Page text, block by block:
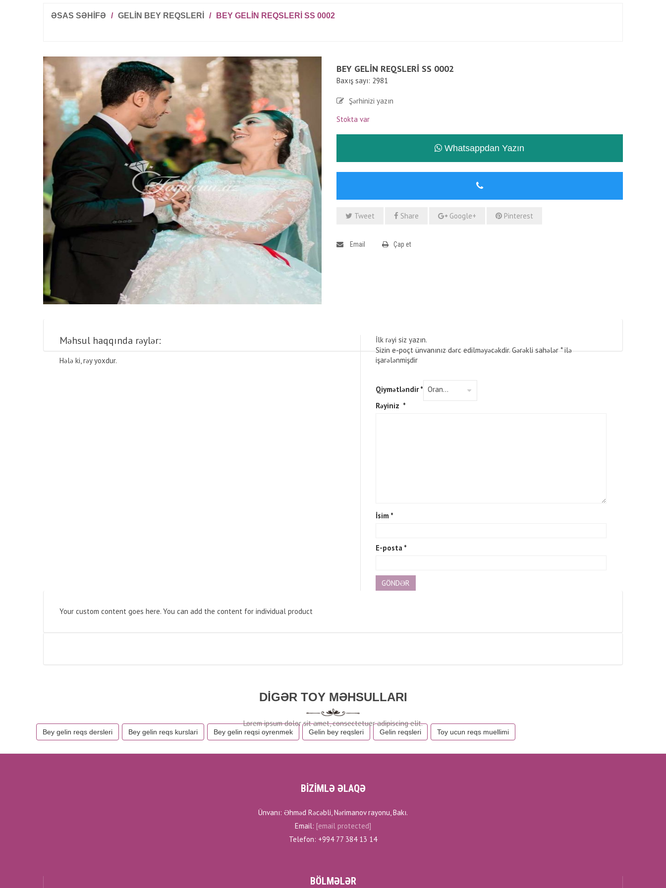
ƏSAS SƏHİFƏ / GELIN BEY REQSLERI / BEY GELIN REQSLERI SS 0002
BEY GELIN REQSLERI SS 0002
Baxış sayı: 2981
Şərhinizi yazın
Stokta var
Whatsappdan Yazın
Tweet Share Google+ Pinterest
Email Çap et
Məhsul haqqında rəylər:
Hələ ki, rəy yoxdur.
İlk rəyi siz yazın.
Sizin e-poçt ünvanınız dərc edilməyəcəkdir. Gərəkli sahələr*ilə
işarələnmişdir
Qiymətləndir*
Rəyiniz *
İsim *
E-posta *
Your custom content goes here. You can add the content for individual product
DIGƏR TOY MƏHSULLARI
Bey gelin reqs dersleri Bey gelin reqs kurslari Bey gelin reqsi oyrenmek Gelin bey reqsleri Gelin reqsleri Toy ucun reqs muellimi
BİZİMLƏ ƏLAQƏ
Ünvanı: Əhməd Rəcəbli, Nərimanov rayonu, Bakı.
Email: [email protected]
Telefon: +994 77 384 13 14
BÖLMƏLƏR